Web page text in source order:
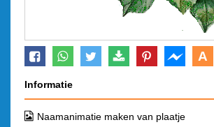
A
Informatie
Naamanimatie maken van plaatje